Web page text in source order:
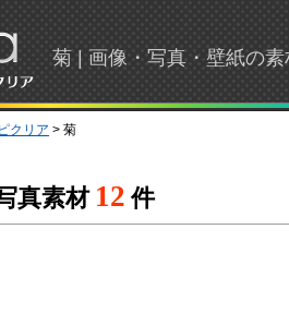
菊 | 画像・写真・壁紙の
クリア > 菊
真素材 12 件